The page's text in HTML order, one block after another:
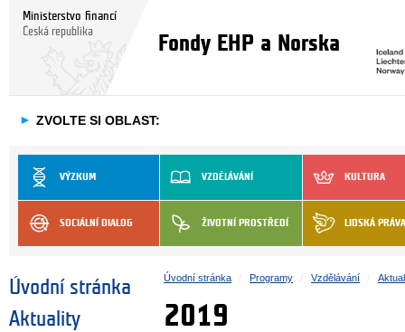
Ministerstvo financí
Česká republika
Fondy EHP a Norska
► ZVOLTE SI OBLAST:
VÝZKUM VZDĚLÁVÁNÍ KULTURA
SOCIÁLNÍ DIALOG ŽIVOTNÍ PROSTŘEDÍ LIDSKÁ PRÁVA
Úvodní stránka
Aktuality
Úvodní stránka Programy Vzdělávání
2019